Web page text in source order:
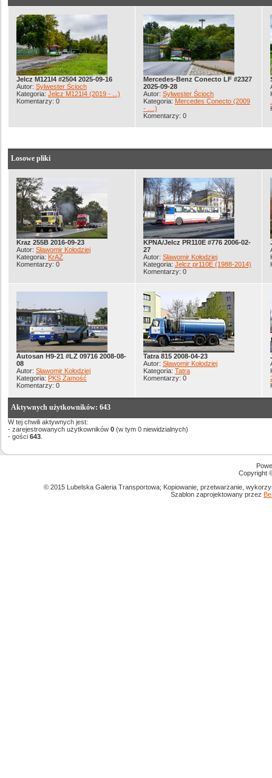
Jelcz M121I4 #2504 2025-09-16
Autor: Sylwester Ścioch
Kategoria: Jelcz M121I4 (2019 - ...)
Komentarzy: 0
Mercedes-Benz Conecto LF #2327
2025-09-28
Autor: Sylwester Ścioch
Kategoria: Mercedes Conecto (2009
- ....)
Komentarzy: 0
Losowe pliki
Kraz 255B 2016-09-23
Autor: Sławomir Kołodziej
Kategoria: KrAZ
Komentarzy: 0
KPNA/Jelcz PR110E #776 2006-02-
27
Autor: Sławomir Kołodziej
Kategoria: Jelcz pr110E (1988-2014)
Komentarzy: 0
Autosan H9-21 #LZ 09716 2008-08-
08
Autor: Sławomir Kołodziej
Kategoria: PKS Zamość
Komentarzy: 0
Tatra 815 2008-04-23
Autor: Sławomir Kołodziej
Kategoria: Tatra
Komentarzy: 0
Aktywnych użytkowników: 643
W tej chwili aktywnych jest:
- zarejestrowanych użytkowników 0 (w tym 0 niewidzialnych)
- gości 643
Copyright
© 2015 Lubelska Galeria Transportowa; Kopiowanie, przetwarzanie,
Szablon zaprojektowany przez